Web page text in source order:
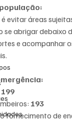
evitar áreas
se abrigar debaixo
e acompanhar
199
193
fornecimento de